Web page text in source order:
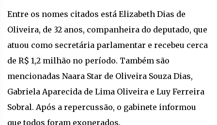
Entre os nomes citados está Elizabeth Dias de
Oliveira, de 32 anos, companheira do deputado, que
atuou como secretária parlamentar e recebeu cerca
de R$ 1,2 milhão no período. Também são
mencionadas Naara Star de Oliveira Souza Dias,
Gabriela Aparecida de Lima Oliveira e Luy Ferreira
Sobral. Após a repercussão, o gabinete informou
que todos foram exonerados.